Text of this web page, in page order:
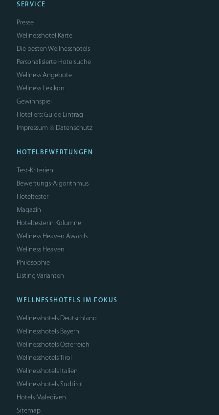
SERVICE
Presse
Wellnesshotel Karte
Die besten Wellnesshotels
Personalisierte Hotelsuche
Wellness Angebote
Wellness Lexikon
Gewinnspiel
Hoteliers: Guide Eintrag
Impressum & Datenschutz
HOTELBEWERTUNGEN
Test-Kriterien
Bewertungs-Algorithmus
Hoteltester
Magazin
Hoteltesterin Kolumne
Wellness Heaven Awards
Wellness Heaven
Philosophie
Listing Varianten
WELLNESSHOTELS IM FOKUS
Wellnesshotels Deutschland
Wellnesshotels Bayern
Wellnesshotels Österreich
Wellnesshotels Tirol
Wellnesshotels Italien
Wellnesshotels Südtirol
Hotels Malediven
Sitemap